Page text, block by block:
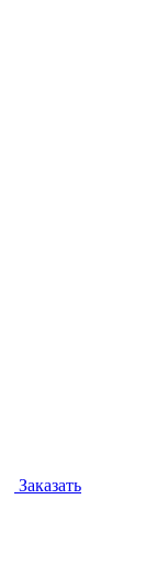
Заказать